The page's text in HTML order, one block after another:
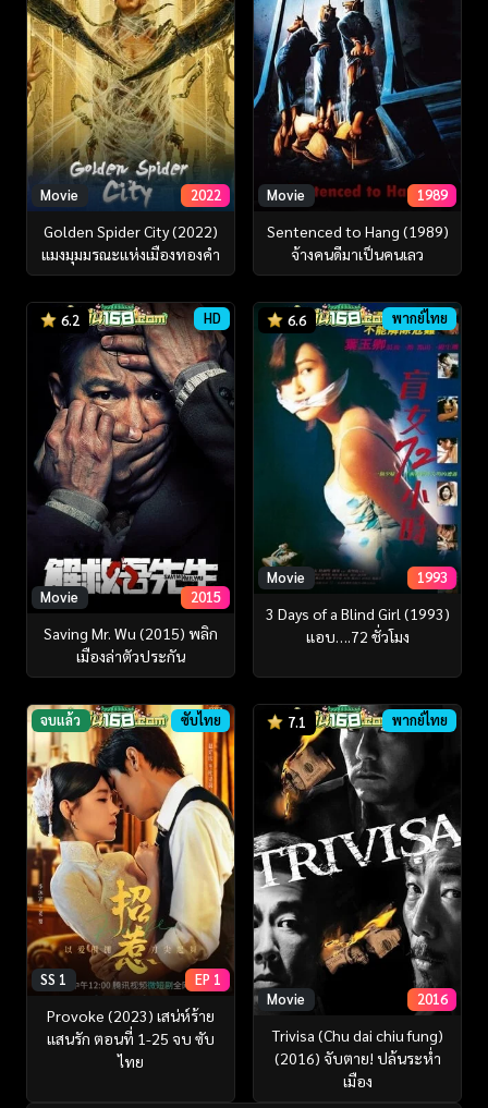
Movie 2022
Golden Spider City (2022)
แมงมุมมรณะแห่งเมืองทองคำ
Movie 1989
Sentenced to Hang (1989)
จ้างคนดีมาเป็นคนเลว
6.2 HD
Movie 2015
Saving Mr. Wu (2015) พลิก
เมืองล่าตัวประกัน
6.6 พากย์ไทย
Movie 1993
3 Days of a Blind Girl (1993)
แอบ….72 ชั่วโมง
จบแล้ว ซับไทย
SS 1 EP 1
Provoke (2023) เสน่ห์ร้าย
แสนรัก ตอนที่ 1-25 จบ ซับ
ไทย
7.1 พากย์ไทย
Movie 2016
Trivisa (Chu dai chiu fung)
(2016) จับตาย! ปล้นระห่ำ
เมือง